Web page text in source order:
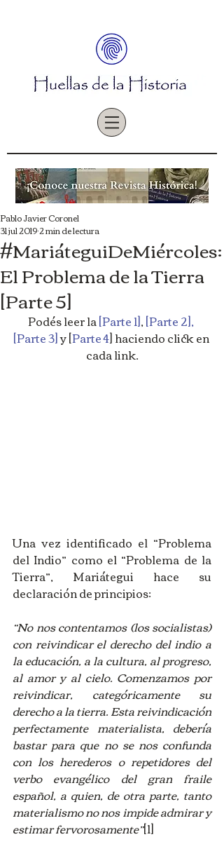
#MariáteguiDeMiércoles:
El Problema de la Tierra
[Parte 5]
Pablo Javier Coronel
31 jul 20192 min de lectura
Podés leer la [Parte 1], [Parte 2],
[Parte 3] y [Parte 4] haciendo click en
cada link.
Una vez identificado el “Problema
del Indio” como el “Problema de la
Tierra”, Mariátegui hace su
declaración de principios:
“No nos contentamos (los socialistas)
con reivindicar el derecho del indio a
la educación, a la cultura, al progreso,
al amor y al cielo. Comenzamos por
reivindicar, categóricamente su
derecho a la tierra. Esta reivindicación
perfectamente materialista, debería
bastar para que no se nos confunda
con los herederos o repetidores del
verbo evangélico del gran fraile
español, a quien, de otra parte, tanto
materialismo no nos impide admirar y
estimar fervorosamente”[1]